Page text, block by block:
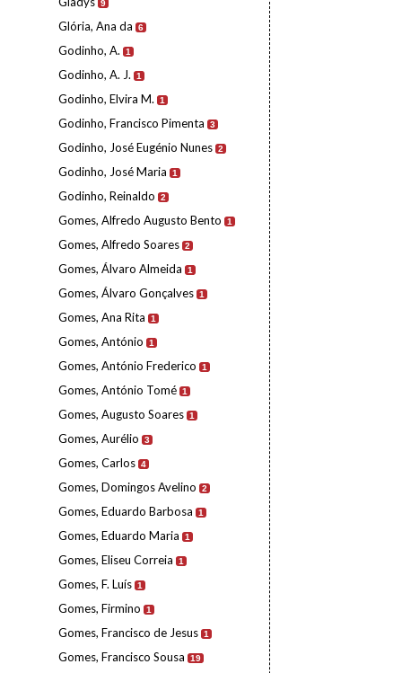
9
Glória, Ana da 6
Godinho, A. 1
Godinho, A. J. 1
Godinho, Elvira M. 1
Godinho, Francisco Pimenta 3
Godinho, José Eugénio Nunes 2
Godinho, José Maria 1
Godinho, Reinaldo 2
Gomes, Alfredo Augusto Bento 1
Gomes, Alfredo Soares 2
Gomes, Álvaro Almeida 1
Gomes, Álvaro Gonçalves 1
Gomes, Ana Rita 1
Gomes, António 1
Gomes, António Frederico 1
Gomes, António Tomé 1
Gomes, Augusto Soares 1
Gomes, Aurélio 3
Gomes, Carlos 4
Gomes, Domingos Avelino 2
Gomes, Eduardo Barbosa 1
Gomes, Eduardo Maria 1
Gomes, Eliseu Correia 1
Gomes, F. Luís 1
Gomes, Firmino 1
Gomes, Francisco de Jesus 1
Gomes, Francisco Sousa 19